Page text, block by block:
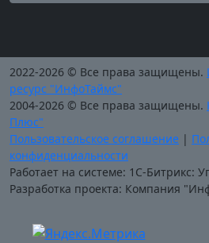
2022-2026 © Все права защищены.
ресурс "ИнфоТаймс"
2004-2026 © Все права защищены.
Плюс"
Пользовательское соглашение |
конфиденциальности
Работает на системе: 1С-Битрикс:
Разработка проекта: Компания